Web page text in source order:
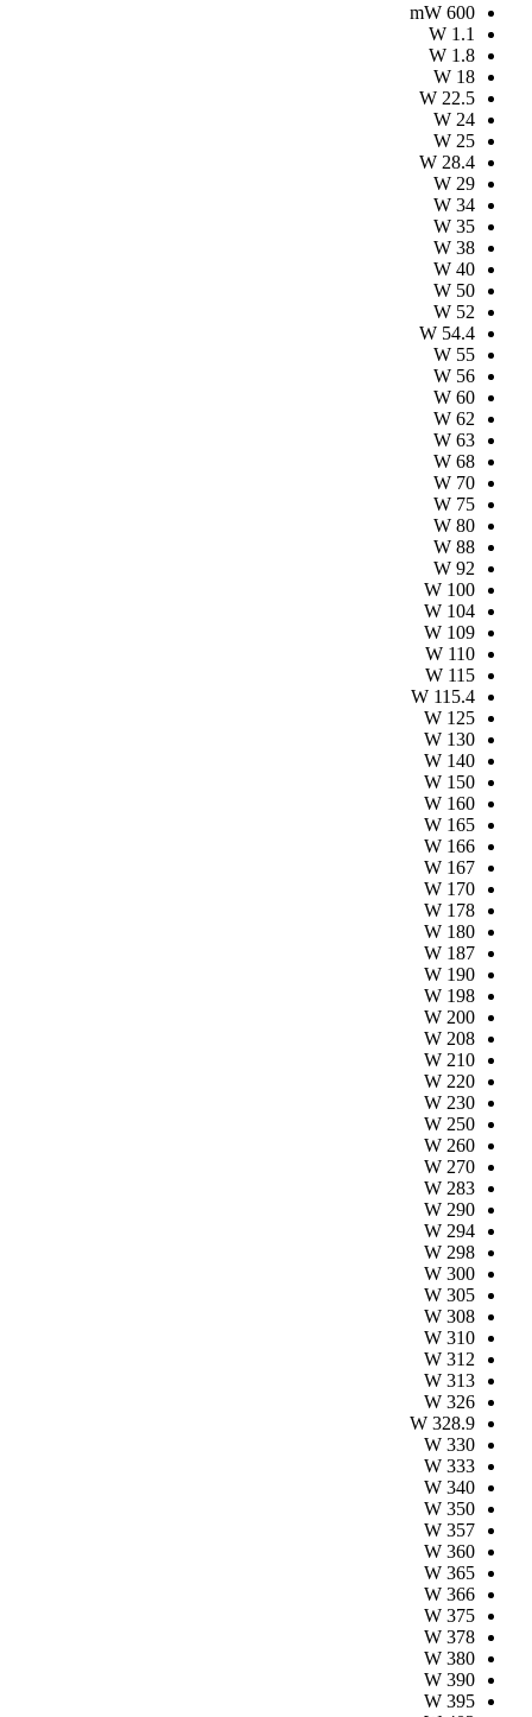
600
mW
1.1
W
1.8
W
18
W
22.5
W
24
W
25
W
28.4
W
29
W
34
W
35
W
38
W
40
W
50
W
52
W
54.4
W
55
W
56
W
60
W
62
W
63
W
68
W
70
W
75
W
80
W
88
W
92
W
100
W
104
W
109
W
110
W
115
W
115.4
W
125
W
130
W
140
W
150
W
160
W
165
W
166
W
167
W
170
W
178
W
180
W
187
W
190
W
198
W
200
W
208
W
210
W
220
W
230
W
250
W
260
W
270
W
283
W
290
W
294
W
298
W
300
W
305
W
308
W
310
W
312
W
313
W
326
W
328.9
W
330
W
333
W
340
W
350
W
357
W
360
W
365
W
366
W
375
W
378
W
380
W
390
W
395
W